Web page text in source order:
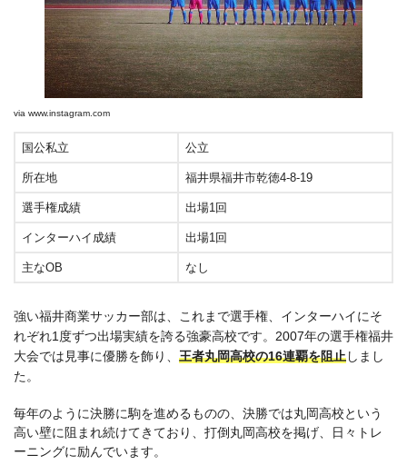
via www.instagram.com
国公私立 公立
所在地 福井県福井市乾徳4-8-19
選手権成績 出場1回
インターハイ成績 出場1回
主なOB なし
強い福井商業サッカー部は、これまで選手権、インターハイにそ
れぞれ1度ずつ出場実績を誇る強豪高校です。2007年の選手権福井
大会では見事に優勝を飾り、 王者丸岡高校の16連覇を阻止​しまし
た。
毎年のように決勝に駒を進めるものの、決勝では丸岡高校という
高い壁に阻まれ続けてきており、打倒丸岡高校を掲げ、日々トレ
ーニングに励んでいます。